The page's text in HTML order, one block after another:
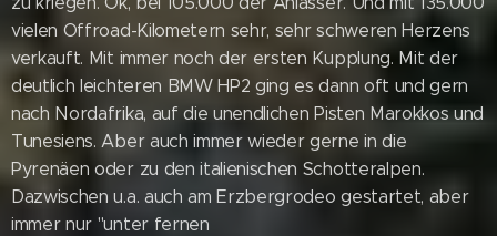
vielen Offroad-Kilometern sehr, sehr schweren Herzens
verkauft. Mit immer noch der ersten Kupplung. Mit der
deutlich leichteren BMW HP2 ging es dann oft und gern
nach Nordafrika, auf die unendlichen Pisten Marokkos und
Tunesiens. Aber auch immer wieder gerne in die
Pyrenäen oder zu den italienischen Schotteralpen.
Dazwischen u.a. auch am Erzbergrodeo gestartet, aber
immer nur "unter fernen